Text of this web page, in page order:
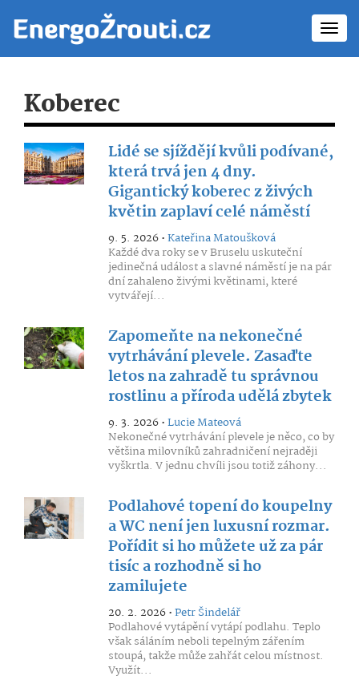
Koberec
Lidé se sjíždějí kvůli podívané,
která trvá jen 4 dny.
Gigantický koberec z živých
květin zaplaví celé náměstí
9. 5. 2026 •Kateřina Matoušková
Každé dva roky se v Bruselu uskuteční
jedinečná událost a slavné náměstí je na pár
dní zahaleno živými květinami, které
vytvářejí...
Zapomeňte na nekonečné
vytrhávání plevele. Zasaďte
letos na zahradě tu správnou
rostlinu a příroda udělá zbytek
9. 3. 2026 •Lucie Mateová
Nekonečné vytrhávání plevele je něco, co by
většina milovníků zahradničení nejraději
vyškrtla. V jednu chvíli jsou totiž záhony...
Podlahové topení do koupelny
a WC není jen luxusní rozmar.
Pořídit si ho můžete už za pár
tisíc a rozhodně si ho
zamilujete
20. 2. 2026 •Petr Šindelář
Podlahové vytápění vytápí podlahu. Teplo
však sáláním neboli tepelným zářením
stoupá, takže může zahřát celou místnost.
Využít...